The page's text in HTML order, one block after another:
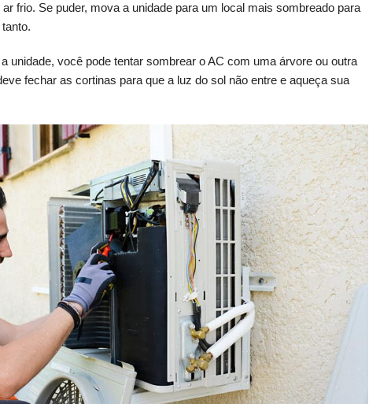
frio. Se puder, mova a unidade para um local mais sombreado para
unidade, você pode tentar sombrear o AC com uma árvore ou outra
fechar as cortinas para que a luz do sol não entre e aqueça sua